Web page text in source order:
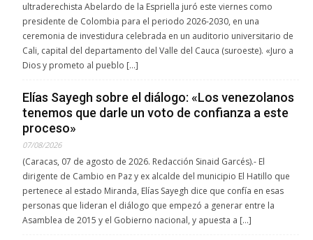
ultraderechista Abelardo de la Espriella juró este viernes como
presidente de Colombia para el periodo 2026-2030, en una
ceremonia de investidura celebrada en un auditorio universitario de
Cali, capital del departamento del Valle del Cauca (suroeste). «Juro a
Dios y prometo al pueblo […]
Elías Sayegh sobre el diálogo: «Los venezolanos
tenemos que darle un voto de confianza a este
proceso»
07/08/2026
(Caracas, 07 de agosto de 2026. Redacción Sinaid Garcés).- El
dirigente de Cambio en Paz y ex alcalde del municipio El Hatillo que
pertenece al estado Miranda, Elías Sayegh dice que confía en esas
personas que lideran el diálogo que empezó a generar entre la
Asamblea de 2015 y el Gobierno nacional, y apuesta a […]